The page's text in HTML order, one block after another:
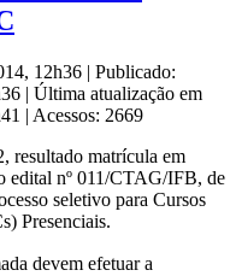
12h36 | Publicado:
| Última atualização em
| Acessos: 2669
resultado matrícula em
edital nº 011/CTAG/IFB, de
seletivo para Cursos
Presenciais.
devem efetuar a